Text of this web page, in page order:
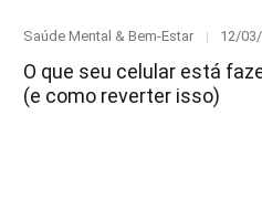
Category
Saúde Mental & Bem-Estar 12/
O que seu celular está
(e como reverter isso)